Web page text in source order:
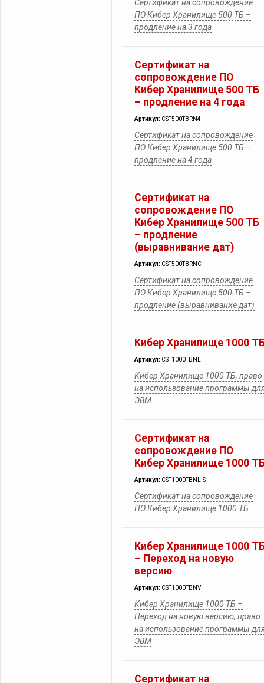
Сертификат на сопровождение
ПО Кибер Хранилище 500 ТБ –
продление на 3 года
Сертификат на
сопровождение ПО
Кибер Хранилище 500 ТБ
– продление на 4 года
Артикул: CST500TBRN4
Сертификат на сопровождение
ПО Кибер Хранилище 500 ТБ –
продление на 4 года
Сертификат на
сопровождение ПО
Кибер Хранилище 500 ТБ
– продление
(выравнивание дат)
Артикул: CST500TBRNC
Сертификат на сопровождение
ПО Кибер Хранилище 500 ТБ –
продление (выравнивание дат)
Кибер Хранилище 1000
Артикул: CST1000TBNL
Кибер Хранилище 1000 ТБ, право
на использование программы
ЭВМ
Сертификат на
сопровождение ПО
Кибер Хранилище 1000
Артикул: CST1000TBNL-S
Сертификат на сопровождение
ПО Кибер Хранилище 1000 ТБ
Кибер Хранилище 1000
– Переход на новую
версию
Артикул: CST1000TBNV
Кибер Хранилище 1000 ТБ –
Переход на новую версию, право
на использование программы
ЭВМ
Сертификат на